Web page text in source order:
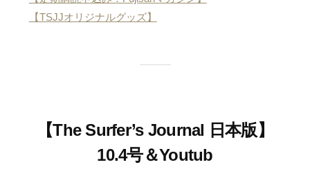
【TSJJオリジナルグッズ】
【The Surfer’s Journal 日本版】
10.4号＆Youtub